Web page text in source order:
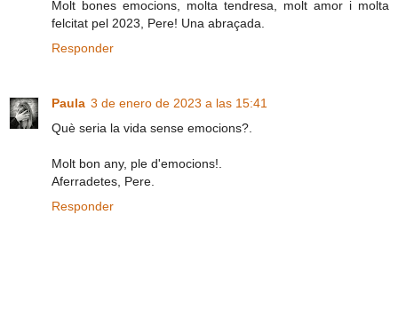
Molt bones emocions, molta tendresa, molt amor i molta
felcitat pel 2023, Pere! Una abraçada.
Responder
Paula 3 de enero de 2023 a las 15:41
Què seria la vida sense emocions?.
Molt bon any, ple d'emocions!.
Aferradetes, Pere.
Responder